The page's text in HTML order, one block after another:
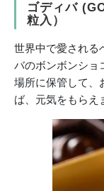
ゴディバ
粒入）
世界中で愛される
バのボンボンショ
場所に保管して、
ば、元気をもらえ